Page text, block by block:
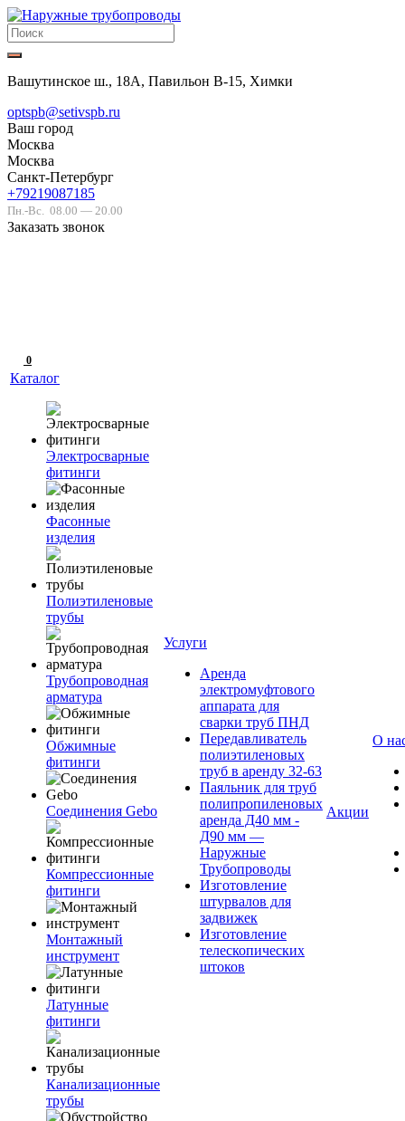
Вашутинское ш., 18А, Павильон В-15, Химки
optspb@setivspb.ru
Ваш город
Москва
Москва
Санкт-Петербург
+79219087185
Пн.-Вс. 08.00 — 20.00
Заказать звонок
0
Каталог
Электросварные
фитинги
Фасонные
изделия
Полиэтиленовые
трубы
Трубопроводная
арматура
Обжимные
фитинги
Соединения Gebo
Компрессионные
фитинги
Монтажный
инструмент
Латунные
фитинги
Канализационные
трубы
Услуги
Аренда
электромуфтового
аппарата для
сварки труб ПНД
Передавливатель
полиэтиленовых
труб в аренду 32-63
Паяльник для труб
полипропиленовых
аренда Д40 мм -
Д90 мм —
Наружные
Трубопроводы
Изготовление
штурвалов для
задвижек
Изготовление
телескопических
штоков
Акции
О